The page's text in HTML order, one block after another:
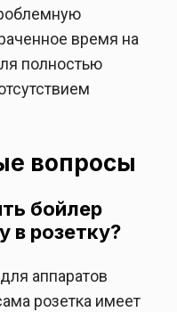
время на
полностью
вопросы
бойлер
в розетку?
аппаратов
розетка имеет